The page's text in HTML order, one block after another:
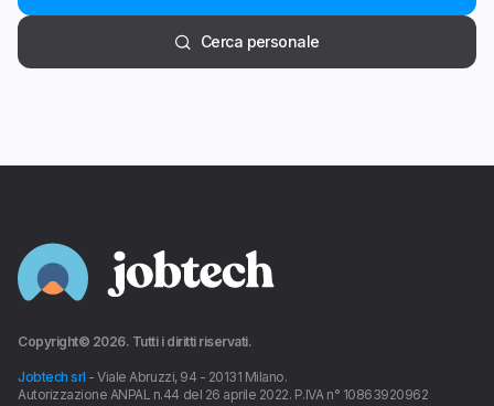
Cerca personale
Copyright© 2026. Tutti i diritti riservati.
Jobtech srl - Viale Abruzzi, 94 - 20131 Milano.
Autorizzazione ANPAL n.44 del 26 aprile 2022. P.IVA n° 10863920962